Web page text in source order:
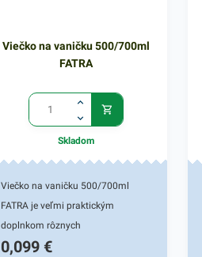
Viečko na vaničku 500/700ml
FATRA
Skladom
Viečko na vaničku 500/700ml
FATRA je veľmi praktickým
doplnkom rôznych
gastronomických reštaurácií a
0,099 €